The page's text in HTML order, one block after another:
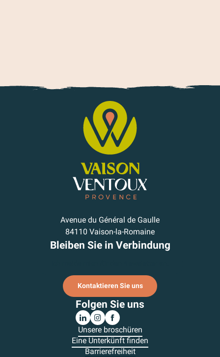
Avenue du Général de Gaulle
84110 Vaison-la-Romaine
Bleiben Sie in Verbindung
Kontaktieren Sie uns
Folgen Sie uns
Unsere broschüren
Eine Unterkünft finden
Barrierefreiheit